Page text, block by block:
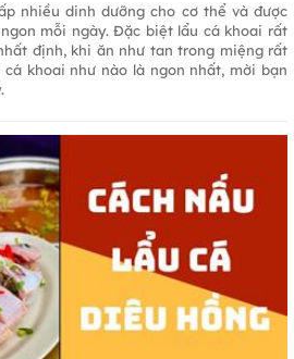
nhiều dinh dưỡng cho cơ thể và được
mỗi ngày. Đặc biệt lẩu cá khoai rất
định, khi ăn như tan trong miệng rất
khoai như nào là ngon nhất, mời bạn